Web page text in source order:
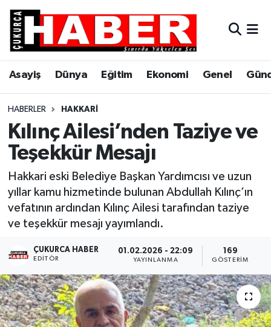
Asayiş Dünya Eğitim Ekonomi Genel
HABERLER HAKKARI
Kılınç Ailesi’nden Taziye ve
Teşekkür Mesajı
Hakkari eski Belediye Başkan Yardımcısı ve uzun
yıllar kamu hizmetinde bulunan Abdullah Kılınç’ın
vefatının ardından Kılınç Ailesi tarafından taziye
ve teşekkür mesajı yayımlandı.
ÇUKURCA HABER
EDITÖR
01.02.2026 - 22:09
YAYINLANMA
169
GÖSTERIM
Asayiş
Dünya
Eğitim
Ekonomi
Hakkari
Siyaset
Son Dakika
Teknoloji
Hava Durumu
Trafik Durumu
Süper Lig Puan Durumu ve Fikstür
Tüm Manşetler